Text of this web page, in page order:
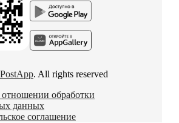
. All rights reserved
обработки
данных
соглашение